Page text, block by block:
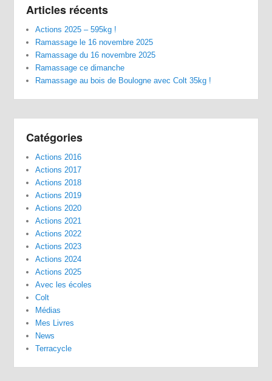
Articles récents
Actions 2025 – 595kg !
Ramassage le 16 novembre 2025
Ramassage du 16 novembre 2025
Ramassage ce dimanche
Ramassage au bois de Boulogne avec Colt 35kg !
Catégories
Actions 2016
Actions 2017
Actions 2018
Actions 2019
Actions 2020
Actions 2021
Actions 2022
Actions 2023
Actions 2024
Actions 2025
Avec les écoles
Colt
Médias
Mes Livres
News
Terracycle